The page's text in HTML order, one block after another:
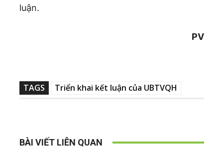
luận.
PV
TAGS Triển khai kết luận của UBTVQH
BÀI VIẾT LIÊN QUAN